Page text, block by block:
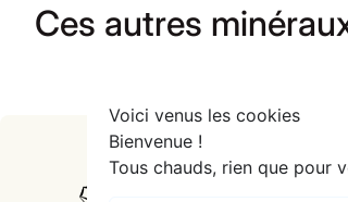
Ces autres
Voici venus les cookies
Bienvenue !
Tous chauds, rien que pour